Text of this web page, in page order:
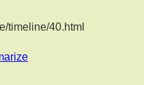
timeline/40.html